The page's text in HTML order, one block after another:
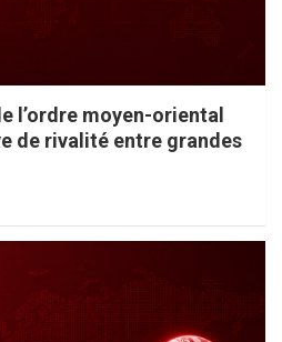
l’ordre moyen-oriental
de rivalité entre grandes